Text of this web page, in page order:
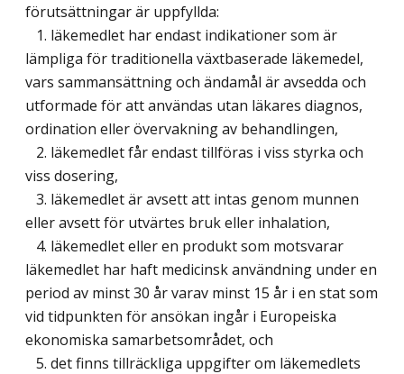
förutsättningar är uppfyllda:
1. läkemedlet har endast indikationer som är
lämpliga för traditionella växtbaserade läkemedel,
vars sammansättning och ändamål är avsedda och
utformade för att användas utan läkares diagnos,
ordination eller övervakning av behandlingen,
2. läkemedlet får endast tillföras i viss styrka och
viss dosering,
3. läkemedlet är avsett att intas genom munnen
eller avsett för utvärtes bruk eller inhalation,
4. läkemedlet eller en produkt som motsvarar
läkemedlet har haft medicinsk användning under en
period av minst 30 år varav minst 15 år i en stat som
vid tidpunkten för ansökan ingår i Europeiska
ekonomiska samarbetsområdet, och
5. det finns tillräckliga uppgifter om läkemedlets